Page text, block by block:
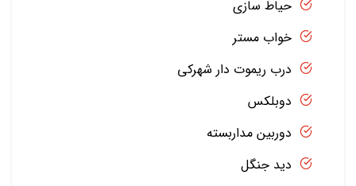
حیاط سازی
خواب مستر
درب ریموت دار شهرکی
دوبلکس
دوربین مداربسته
دید جنگل